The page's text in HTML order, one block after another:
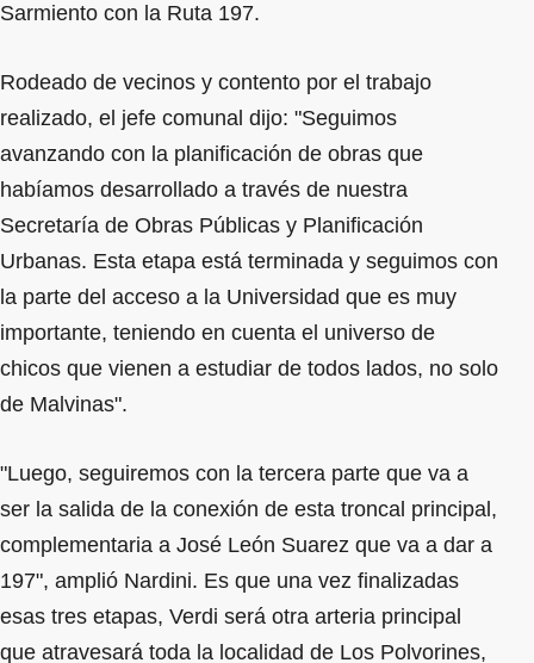
Sarmiento con la Ruta 197.
Rodeado de vecinos y contento por el trabajo
realizado, el jefe comunal dijo: "Seguimos
avanzando con la planificación de obras que
habíamos desarrollado a través de nuestra
Secretaría de Obras Públicas y Planificación
Urbanas. Esta etapa está terminada y seguimos con
la parte del acceso a la Universidad que es muy
importante, teniendo en cuenta el universo de
chicos que vienen a estudiar de todos lados, no solo
de Malvinas".
"Luego, seguiremos con la tercera parte que va a
ser la salida de la conexión de esta troncal principal,
complementaria a José León Suarez que va a dar a
197", amplió Nardini. Es que una vez finalizadas
esas tres etapas, Verdi será otra arteria principal
que atravesará toda la localidad de Los Polvorines,